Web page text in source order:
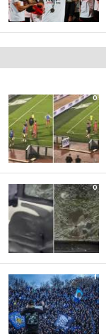
0
0
1